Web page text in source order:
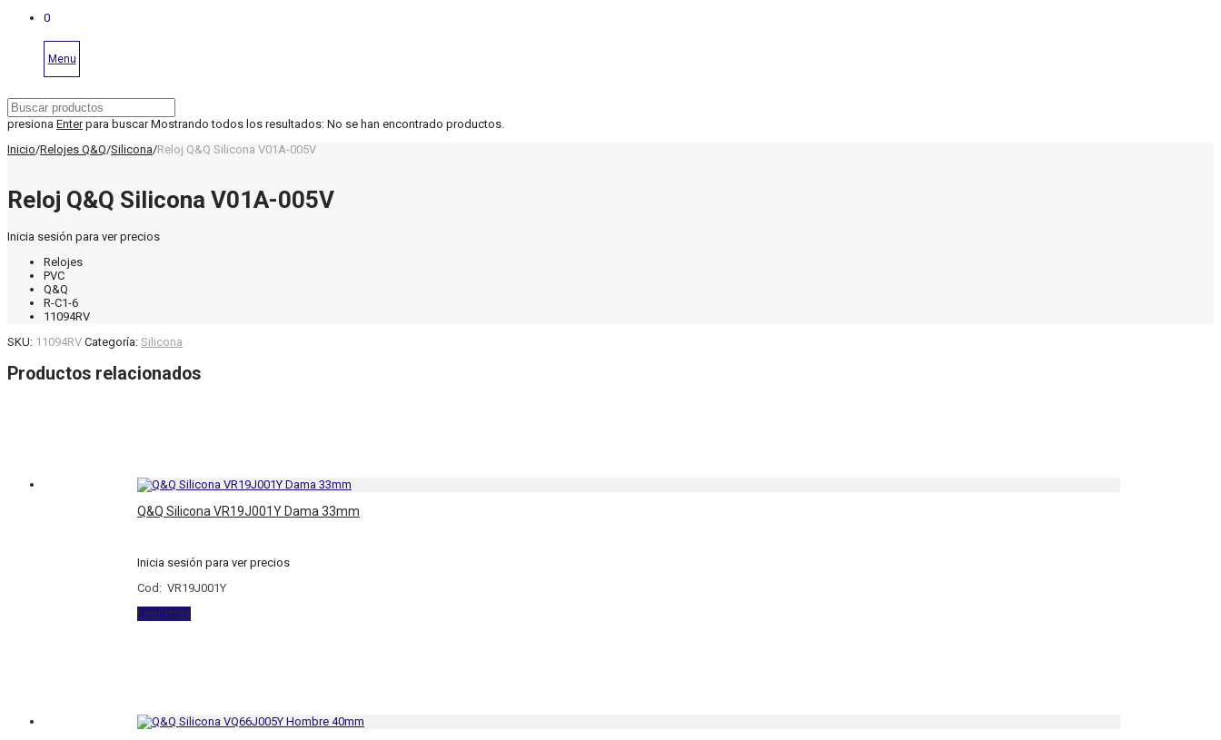
0
Menu
presiona Enterpara buscar Mostrando todos los resultados: No se han encontrado productos.
Inicio/Relojes Q&Q/Silicona/Reloj Q&Q Silicona V01A-005V
Reloj Q&Q Silicona V01A-005V
Inicia sesión para ver precios
Relojes
PVC
Q&Q
R-C1-6
11094RV
SKU: 11094RV Categoría: Silicona
Productos relacionados
Q&Q Silicona VR19J001Y Dama 33mm
Inicia sesión para ver precios
Cod: VR19J001Y
Leer más